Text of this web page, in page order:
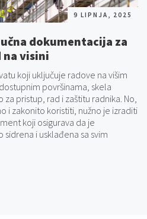
9 LIPNJA, 2025
dokumentacija za
na visini
koji uključuje radove na višim
površinama, skela
pristup, rad i zaštitu radnika. No,
i zakonito koristiti, nužno je izraditi
koji osigurava da je
i usklađena sa svim